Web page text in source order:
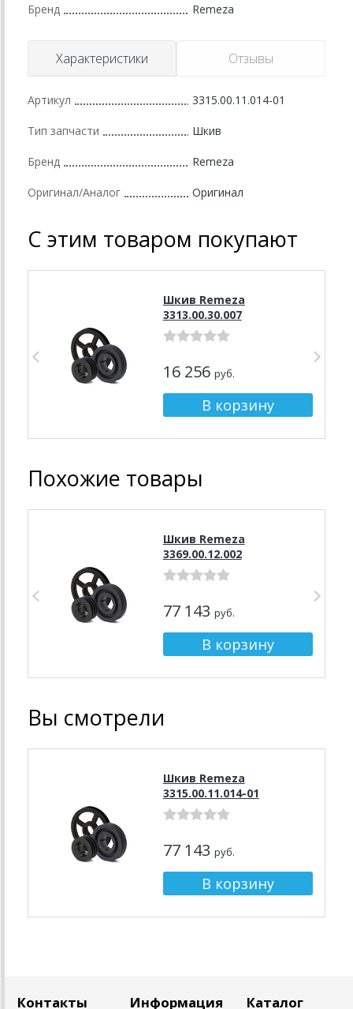
Бренд Remeza
Характеристики Отзывы
Артикул 3315.00.11.014-01
Тип запчасти Шкив
Бренд Remeza
Оригинал/Аналог Оригинал
С этим товаром покупают
Шкив Remeza
3313.00.30.007
16 256 руб.
Похожие товары
Шкив Remeza
3369.00.12.002
77 143 руб.
Вы смотрели
Шкив Remeza
3315.00.11.014-01
77 143 руб.
Контакты Информация Каталог